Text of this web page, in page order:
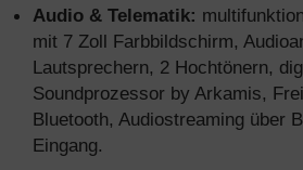
Audio & Telematik:
mit 7 Zoll Farbbildschirm,
Lautsprechern, 2 Hochtönern,
Soundprozessor by Arkamis,
Bluetooth, Audiostreaming über
Eingang.